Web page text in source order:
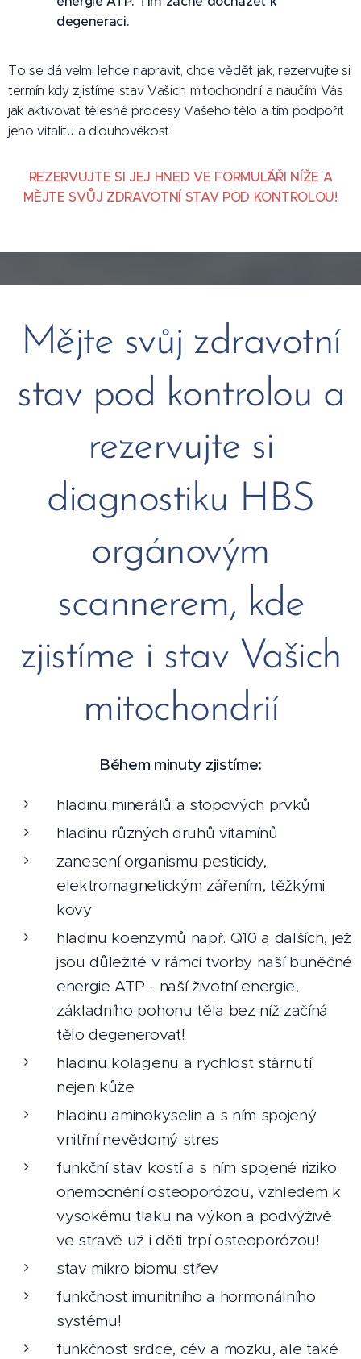
degeneraci.
To se dá velmi lehce napravit, chce vědět jak, rezervujte si
termín kdy zjistíme stav Vašich mitochondrií a naučím Vás
jak aktivovat tělesné procesy Vašeho tělo a tím podpořit
jeho vitalitu a dlouhověkost.
REZERVUJTE SI JEJ HNED VE FORMUL´ˇÁŘI NÍŽE A
MĚJTE SVŮJ ZDRAVOTNÍ STAV POD KONTROLOU!
Mějte svůj zdravotní
stav pod kontrolou a
rezervujte si
diagnostiku HBS
orgánovým
scannerem, kde
zjistíme i stav Vašich
mitochondrií
Během minuty zjistíme:
hladinu minerálů a stopových prvků
hladinu různých druhů vitamínů
zanesení organismu pesticidy,
elektromagnetickým zářením, těžkými
kovy
hladinu koenzymů např. Q10 a dalších, jež
jsou důležité v rámci tvorby naší buněčné
energie ATP - naší životní energie,
základního pohonu těla bez níž začíná
tělo degenerovat!
hladinu kolagenu a rychlost stárnutí
nejen kůže
hladinu aminokyselin a s ním spojený
vnitřní nevědomý stres
funkční stav kostí a s ním spojené riziko
onemocnění osteoporózou, vzhledem k
vysokému tlaku na výkon a podvýživě
ve stravě už i děti trpí osteoporózou!
stav mikro biomu střev
funkčnost imunitního a hormonálního
systému!
funkčnost srdce, cév a mozku, ale také